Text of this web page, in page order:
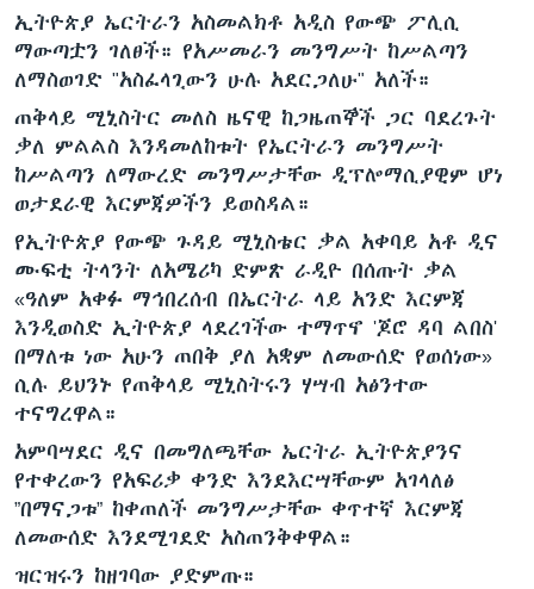
ይዘት
እለፍLearning English
ይከተሉን
ቋንቋዎች
ኢትዮጵያ ኤርትራን አስመልክቶ አዲስ የውጭ ፖሊሲ
ማውጣቷን ገለፀች። የአሥመራን መንግሥት ከሥልጣን
ለማስወገድ "አስፈላጊውን ሁሉ አደርጋለሁ" አለች።
ጠቅላይ ሚኒስትር መለስ ዜናዊ ከጋዜጠኞች ጋር ባደረጉት
ቃለ ምልልስ እንዳመለከቱት የኤርትራን መንግሥት
ከሥልጣን ለማውረድ መንግሥታቸው ዲፕሎማሲያዊም ሆነ
ወታደራዊ እርምጃዎችን ይወስዳል።
የኢትዮጵያ የውጭ ጉዳይ ሚኒስቴር ቃል አቀባይ አቶ ዲና
ሙፍቲ ትላንት ለአሜሪካ ድምጽ ራዲዮ በሰጡት ቃል
«ዓለም አቀፉ ማኅበረሰብ በኤርትራ ላይ አንድ እርምጃ
እንዲወስድ ኢትዮጵያ ላደረገችው ተማጥኖ 'ጆሮ ዳባ ልበስ'
በማለቱ ነው አሁን ጠበቅ ያለ አቋም ለመውሰድ የወሰነው»
ሲሉ ይህንኑ የጠቅላይ ሚኒስትሩን ሃሣብ አፅንተው
ተናግረዋል።
አምባሣደር ዲና በመግለጫቸው ኤርትራ ኢትዮጵያንና
የተቀረውን የአፍሪቃ ቀንድ እንደእርሣቸውም አገላለፅ
”በማናጋቱ” ከቀጠለች መንግሥታቸው ቀጥተኛ እርምጃ
ለመውሰድ እንደሚገደድ አስጠንቅቀዋል።
ዝርዝሩን ከዘገባው ያድምጡ።